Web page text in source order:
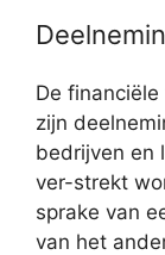
De
zijn
bedrijven en
ver-strekt
sprake van
van het